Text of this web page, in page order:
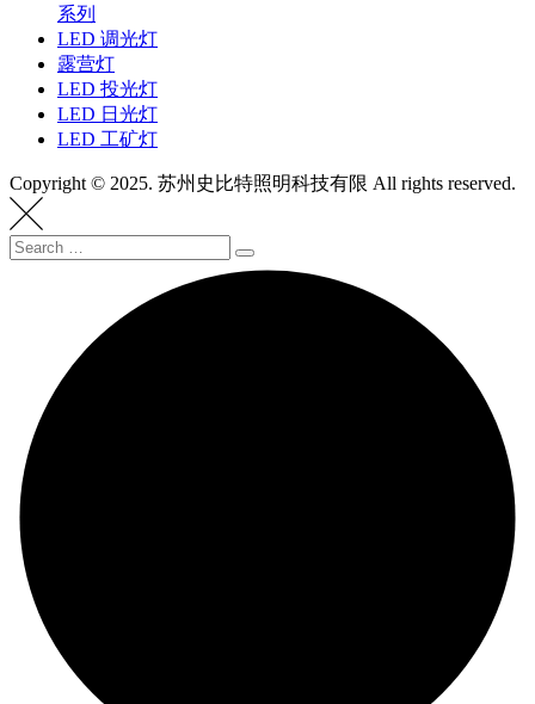
系列
LED 调光灯
露营灯
LED 投光灯
LED 日光灯
LED 工矿灯
Copyright © 2025. 苏州史比特照明科技有限 All rights reserved.